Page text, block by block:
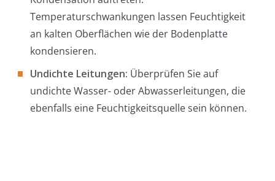
Temperaturschwankungen lassen Feuchtigkeit
an kalten Oberflächen wie der Bodenplatte
kondensieren.
Undichte Leitungen: Überprüfen Sie auf
undichte Wasser- oder Abwasserleitungen, die
ebenfalls eine Feuchtigkeitsquelle sein können.